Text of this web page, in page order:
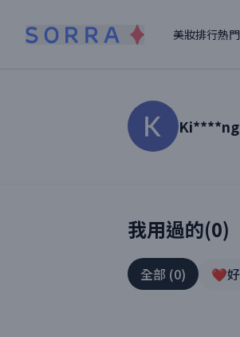
美妝排行熱
讀者【 Ki****ng 】
Ki****ng
我用過的(0)
全部 (0) ❤️